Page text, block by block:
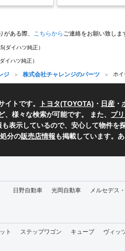
ある際、 こちらから ご連絡をお願い致しま
ダイハツ純正）
イハツ純正）
ジ 株式会社チャレンジのパーツ ホ
トです。 トヨタ(TOYOTA) ・ 日産 ・
様々な検索が可能です。 また、 プ
表示しているので、安心して物件を
分の販売店情報も掲載しています。
日野自動車 光岡自動車 メルセデス
ト ステップワゴン キューブ ヴィッ